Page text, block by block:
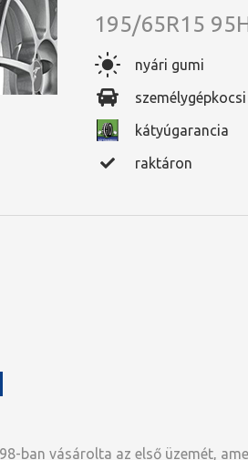
195/65R15
nyári gumi
személygépkocsi
kátyúgarancia
raktáron
ban vásárolta az első üzemét,